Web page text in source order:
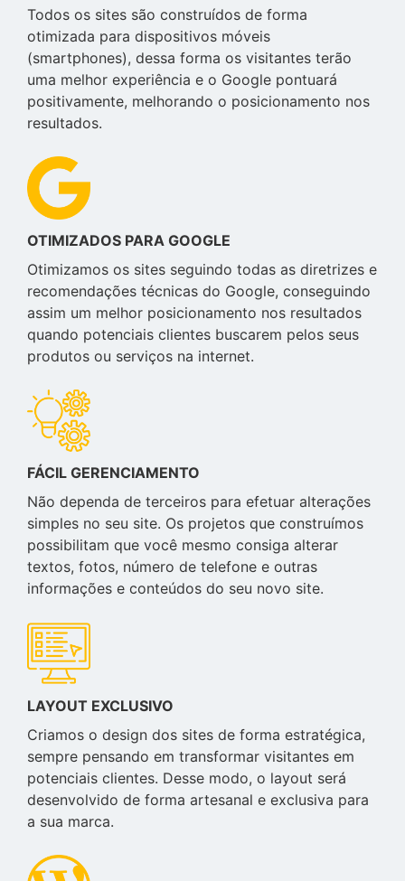
Todos os sites são construídos de forma
otimizada para dispositivos móveis
(smartphones), dessa forma os visitantes terão
uma melhor experiência e o Google pontuará
positivamente, melhorando o posicionamento nos
resultados.
OTIMIZADOS PARA GOOGLE
Otimizamos os sites seguindo todas as diretrizes e
recomendações técnicas do Google, conseguindo
assim um melhor posicionamento nos resultados
quando potenciais clientes buscarem pelos seus
produtos ou serviços na internet.
FÁCIL GERENCIAMENTO
Não dependa de terceiros para efetuar alterações
simples no seu site. Os projetos que construímos
possibilitam que você mesmo consiga alterar
textos, fotos, número de telefone e outras
informações e conteúdos do seu novo site.
LAYOUT EXCLUSIVO
Criamos o design dos sites de forma estratégica,
sempre pensando em transformar visitantes em
potenciais clientes. Desse modo, o layout será
desenvolvido de forma artesanal e exclusiva para
a sua marca.